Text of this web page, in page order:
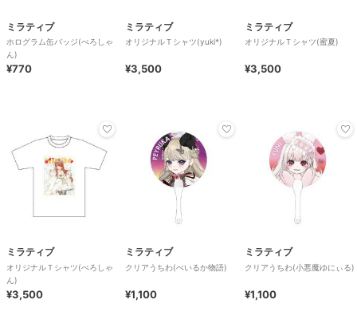
ミラティブ
ホログラム缶バッジ(ぺろしゃ
ん)
¥770
ミラティブ
オリジナルＴシャツ(yuki*)
¥3,500
ミラティブ
オリジナルＴシャツ(蜜夏)
¥3,500
ミラティブ
オリジナルＴシャツ(ぺろしゃ
ん)
¥3,500
ミラティブ
クリアうちわ(ぺいるか物語)
¥1,100
ミラティブ
クリアうちわ(小悪魔ゆにぃる)
¥1,100